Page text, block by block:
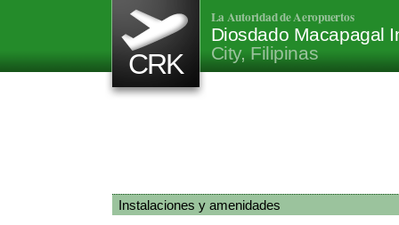
CRK
La Autoridad de Aeropuertos
Diosdado Macapagal
City, Filipinas
Instalaciones y amenidades